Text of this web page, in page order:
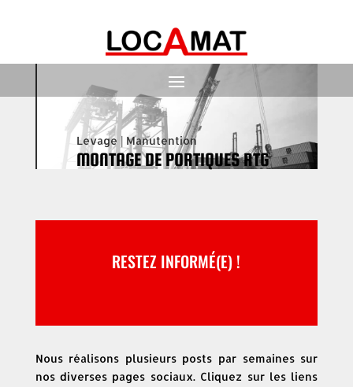
Levage | Manutention
MONTAGE DE PORTIQUES RTG
RESTEZ INFORMÉ(E) !
Nous réalisons plusieurs posts par semaines sur
nos diverses pages sociaux. Cliquez sur les liens